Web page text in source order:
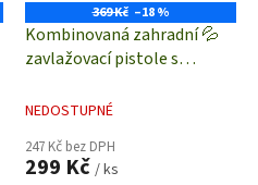
369 Kč –18 %
Kombinovaná zahradní 💦
zavlažovací pistole s
TOOLCRAFT TO-4848816
NEDOSTUPNÉ
247 Kč bez DPH
299 Kč / ks